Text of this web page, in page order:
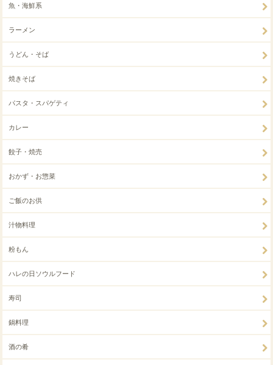
魚・海鮮系
ラーメン
うどん・そば
焼きそば
パスタ・スパゲティ
カレー
餃子・焼売
おかず・お惣菜
ご飯のお供
汁物料理
粉もん
ハレの日ソウルフード
寿司
鍋料理
酒の肴